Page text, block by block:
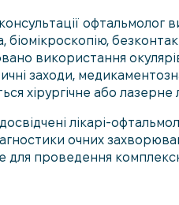
офтальмолог
використання
заходи,
хірургічне або лазерне
лікарі-
очних
проведення